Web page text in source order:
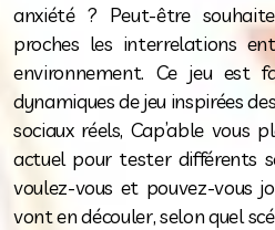
anxiété ? Peut-être
proches les interrelations
environnement. Ce jeu est
dynamiques de jeu inspirées
sociaux réels, Cap’able vous
actuel pour tester différents
voulez-vous et pouvez-vous
vont en découler, selon quel